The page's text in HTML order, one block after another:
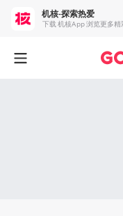
机核-探索热爱
下载 机核App 浏览更多精